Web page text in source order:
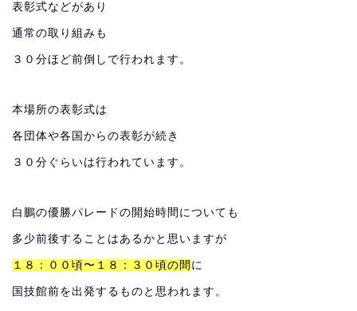
表彰式などがあり
通常の取り組みも
３０分ほど前倒しで行われます。
本場所の表彰式は
各団体や各国からの表彰が続き
３０分ぐらいは行われています。
白鵬の優勝パレードの開始時間についても
多少前後することはあるかと思いますが
１８：００頃〜１８：３０頃の間 に
国技館前を出発するものと思われます。